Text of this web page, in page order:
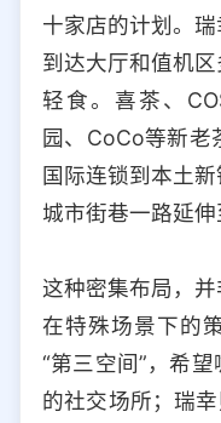
十家店的计划。瑞
到达大厅和值机
轻食。喜茶、
园、CoCo等新老
国际连锁到本土
城市街巷一路延伸
这种密集布局，
在特殊场景下的
“第三空间”，希
的社交场所；瑞